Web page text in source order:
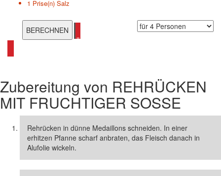
1 Prise(n) Salz
alle Rehrücken Rezepte ansehen
Zubereitung von REHRÜCKEN
MIT FRUCHTIGER SOSSE
Rehrücken in dünne Medaillons schneiden. In einer
erhitzen Pfanne scharf anbraten, das Fleisch danach in
Alufolie wickeln.